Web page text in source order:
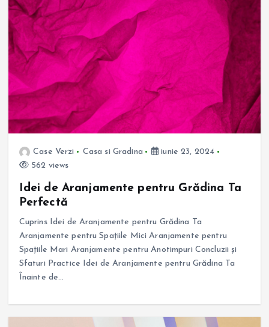
Case Verzi Casa si Gradina
iunie 23, 2024
562 views
Idei de Aranjamente pentru Grădina Ta
Perfectă
Cuprins Idei de Aranjamente pentru Grădina Ta
Aranjamente pentru Spațiile Mici Aranjamente pentru
Spațiile Mari Aranjamente pentru Anotimpuri Concluzii și
Sfaturi Practice Idei de Aranjamente pentru Grădina Ta
Înainte de…